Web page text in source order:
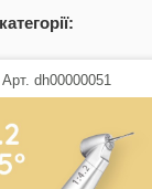
Арт. dh00000051